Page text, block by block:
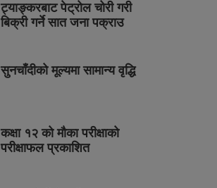
ट्याङ्करबाट पेट्रोल चोरी गरी
बिक्री गर्ने सात जना पक्राउ
सुनचाँदीको मूल्यमा सामान्य वृद्धि
कक्षा १२ को मौका परीक्षाको
परीक्षाफल प्रकाशित